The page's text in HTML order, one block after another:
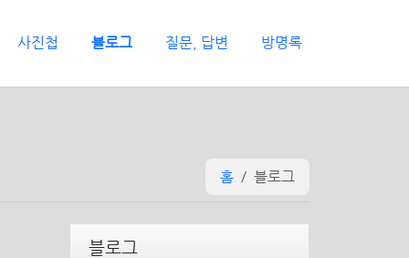
사진첩 블로그 질문, 답변 방명록
홈 블로그
블로그